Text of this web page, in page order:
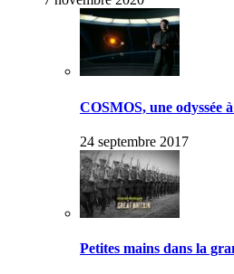
COSMOS, une odyssée
24 septembre 2017
Petites mains dans la